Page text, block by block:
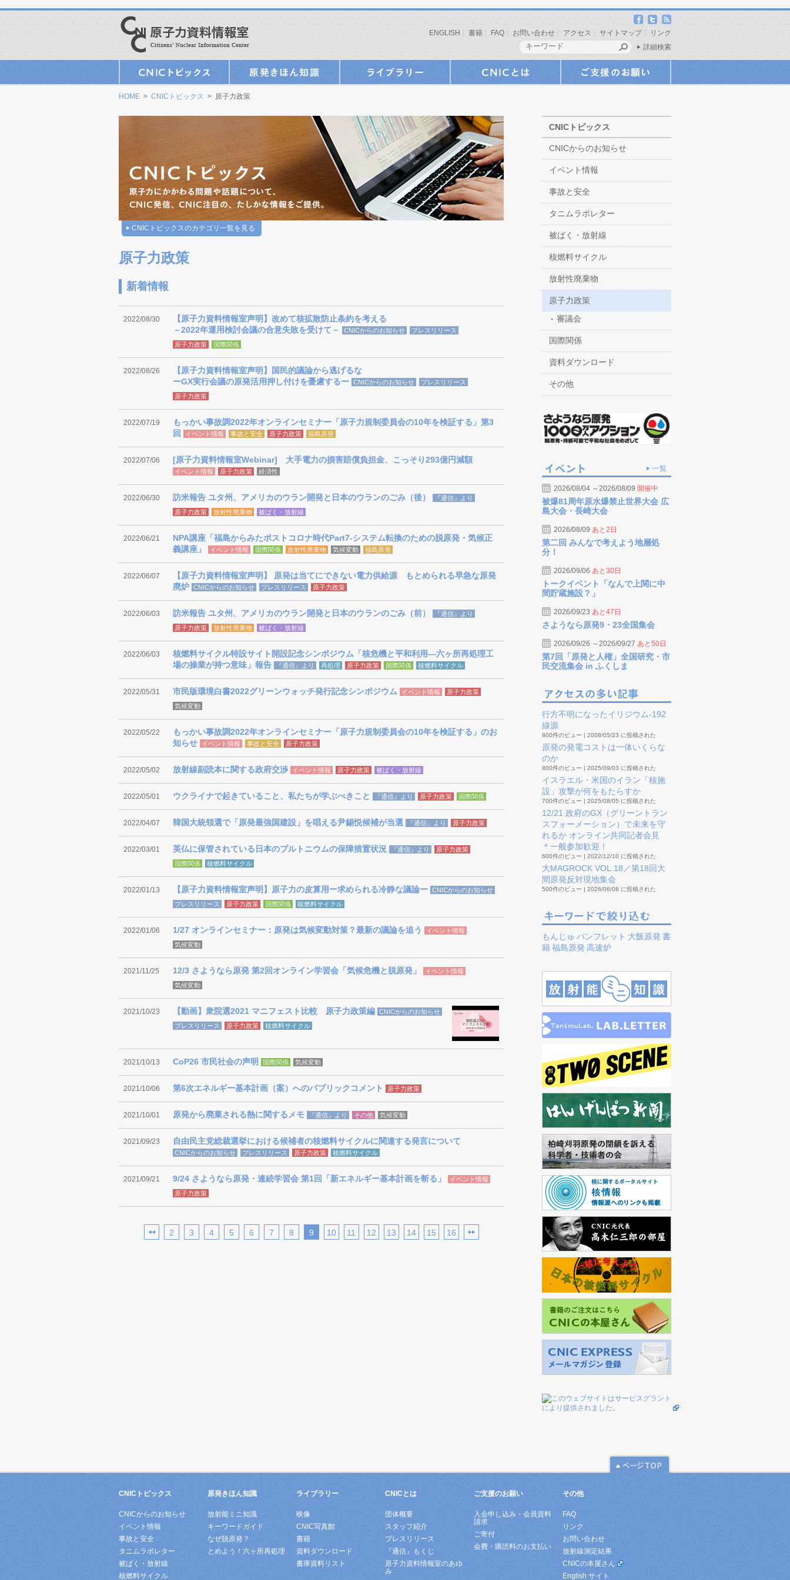
ENGLISH 書籍 FAQ お問い合わせ アクセス サイトマップ
リンク
詳細検索
HOME > CNICトピックス > 原子力政策
CNICトピックスのカテゴリ一覧を見る
原子力政策
新着情報
2022/08/30
【原子力資料情報室声明】改めて核拡散防止条約を考える
－2022年運用検討会議の合意失敗を受けて－
CNICからのお知らせ
プレスリリース
原子力政策
国際関係
2022/08/26
【原子力資料情報室声明】国民的議論から逃げるな
ーGX実行会議の原発活用押し付けを憂慮するー CNICからのお知らせ
プレスリリース
原子力政策
2022/07/19
もっかい事故調2022年オンラインセミナー「原子力規制委員会の10年を検証する」第3
回
イベント情報 事故と安全 原子力政策 福島原発
2022/07/06 [原子力資料情報室Webinar] 大手電力の損害賠償負担金、こっそり293億円減額
イベント情報 原子力政策 経済性
2022/06/30 訪米報告 ユタ州、アメリカのウラン開発と日本のウランのごみ（後）
『通信』より
原子力政策
放射性廃棄物 被ばく・放射線
2022/06/21
NPA講座「福島からみたポストコロナ時代Part7-システム転換のための脱原発・気候正
義講座」
イベント情報 国際関係 放射性廃棄物 気候変動 福島原発
2022/06/07
【原子力資料情報室声明】 原発は当てにできない電力供給源 もとめられる早急な原発
廃炉 CNICからのお知らせ プレスリリース 原子力政策
2022/06/03 訪米報告 ユタ州、アメリカのウラン開発と日本のウランのごみ（前）
『通信』より
原子力政策
放射性廃棄物 被ばく・放射線
2022/06/03
核燃料サイクル特設サイト開設記念シンポジウム「核危機と平和利用―六ヶ所再処理工
場の操業が持つ意味」報告
『通信』より 再処理 原子力政策 国際関係 核燃料サイクル
2022/05/31 市民版環境白書2022グリーンウォッチ発行記念シンポジウム イベント情報
原子力政策
気候変動
2022/05/22
もっかい事故調2022年オンラインセミナー「原子力規制委員会の10年を検証する」のお
知らせ
イベント情報 事故と安全 原子力政策
2022/05/02 放射線副読本に関する政府交渉 イベント情報 原子力政策 被ばく・放射線
2022/05/01 ウクライナで起きていること、私たちが学ぶべきこと 『通信』より 原子力政策 国際関係
2022/04/07 韓国大統領選で「原発最強国建設」を唱える尹錫悦候補が当選 『通信』より 原子力政策
2022/03/01 英仏に保管されている日本のプルトニウムの保障措置状況 『通信』より
原子力政策
国際関係
核燃料サイクル
2022/01/13 【原子力資料情報室声明】原子力の皮算用ー求められる冷静な議論ー CNICからのお知らせ
プレスリリース
原子力政策 国際関係 核燃料サイクル
2022/01/06 1/27 オンラインセミナー：原発は気候変動対策？最新の議論を追う
イベント情報
気候変動
2021/11/25 12/3 さようなら原発 第2回オンライン学習会「気候危機と脱原発」
イベント情報
気候変動
2021/10/23 【動画】衆院選2021 マニフェスト比較 原子力政策編 CNICからのお知らせ
プレスリリース
原子力政策 核燃料サイクル
2021/10/13 CoP26 市民社会の声明 国際関係 気候変動
2021/10/06 第6次エネルギー基本計画（案）へのパブリックコメント 原子力政策
2021/10/01 原発から廃棄される熱に関するメモ 『通信』より その他 気候変動
2021/09/23 自由民主党総裁選挙における候補者の核燃料サイクルに関連する発言について
CNICからのお知らせ プレスリリース 原子力政策 核燃料サイクル
2021/09/21 9/24 さようなら原発・連続学習会 第1回「新エネルギー基本計画を斬る」
イベント情報
原子力政策
2 3 4 5 6 7 8 9 10 11 12 13 14 15 16
CNICトピックス
CNICからのお知らせ
イベント情報
事故と安全
タニムラボレター
被ばく・放射線
核燃料サイクル
放射性廃棄物
原子力政策
審議会
国際関係
資料ダウンロード
その他
一覧
2026/08/04 ～2026/08/09 開催中
被爆81周年原水爆禁止世界大会 広
島大会・長崎大会
2026/08/09 あと2日
第二回 みんなで考えよう地層処
分！
2026/09/06 あと30日
トークイベント「なんで上関に中
間貯蔵施設？」
2026/09/23 あと47日
さようなら原発9・23全国集会
2026/09/26 ～2026/09/27 あと50日
第7回「原発と人権」全国研究・市
民交流集会 in ふくしま
行方不明になったイリジウム-192
線源
800件のビュー | 2008/05/23 に投稿された
原発の発電コストは一体いくらな
のか
800件のビュー | 2025/09/03 に投稿された
イスラエル・米国のイラン「核施
設」攻撃が何をもたらすか
700件のビュー | 2025/08/05 に投稿された
12/21 政府のGX（グリーントラン
スフォーメーション）で未来を守
れるか オンライン共同記者会見
＊一般参加歓迎！
600件のビュー | 2022/12/10 に投稿された
大MAGROCK VOL.18／第18回大
間原発反対現地集会
500件のビュー | 2026/06/08 に投稿された
もんじゅ パンフレット 大飯原発 書
籍福島原発 高速炉
CNICトピックス
CNICからのお知らせ
イベント情報
事故と安全
タニムラボレター
被ばく・放射線
核燃料サイクル
原発きほん知識
放射能ミニ知識
キーワードガイド
なぜ脱原発？
とめよう！六ヶ所再処理
ライブラリー
映像
CNIC写真館
書籍
資料ダウンロード
書庫資料リスト
CNICとは
団体概要
スタッフ紹介
プレスリリース
『通信』もくじ
原子力資料情報室のあゆ
み
ご支援のお願い
入会申し込み・会員資料
請求
ご寄付
会費・購読料のお支払い
その他
FAQ
リンク
お問い合わせ
放射線測定結果
CNICの本屋さん
English サイト